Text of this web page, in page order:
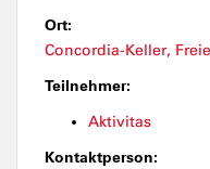
Ort:
Concordia-Keller,
Teilnehmer:
Aktivitas
Kontaktperson: